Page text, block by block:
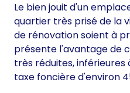
Le bien jouit d'un
quartier très prisé de la
de rénovation soient à
présente l'avantage de
très réduites,
taxe foncière d'environ